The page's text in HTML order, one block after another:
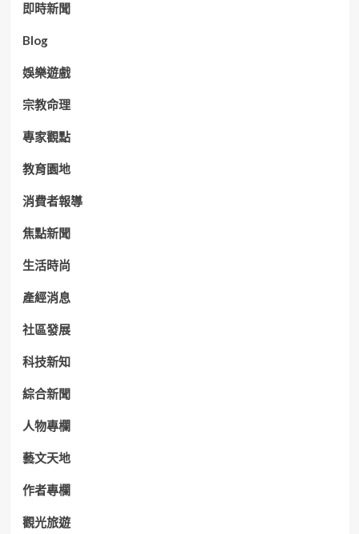
即時新聞
Blog
娛樂遊戲
宗教命理
專家觀點
教育園地
消費者報導
焦點新聞
生活時尚
產經消息
社區發展
科技新知
綜合新聞
人物專欄
藝文天地
作者專欄
觀光旅遊